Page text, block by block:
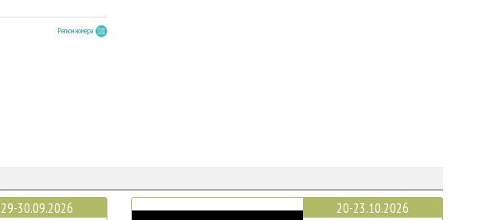
Регион номера
29-30.09.2026 20-23.10.2026